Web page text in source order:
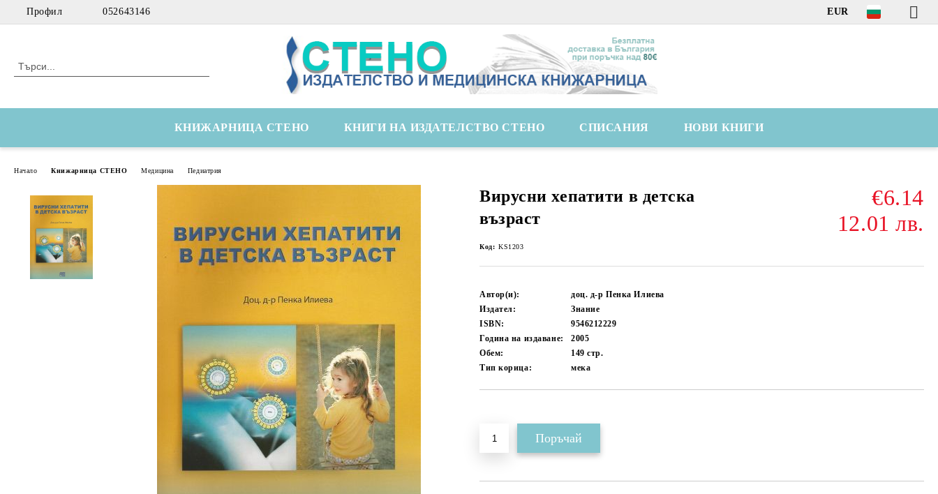
Профил 052643146 EUR
КНИЖАРНИЦА СТЕНО КНИГИ НА ИЗДАТЕЛСТВО СТЕНО СПИСАНИЯ НОВИ КНИГИ
Начало Книжарница СТЕНО Медицина Педиатрия
Вирусни хепатити в детска
възраст
€6.14
12.01 лв.
Код: KS1203
Автор(и):
доц. д-р Пенка Илиева
Издател:
Знание
ISBN:
9546212229
Година на издаване:
2005
Обем:
149стр.
Тип корица:
мека